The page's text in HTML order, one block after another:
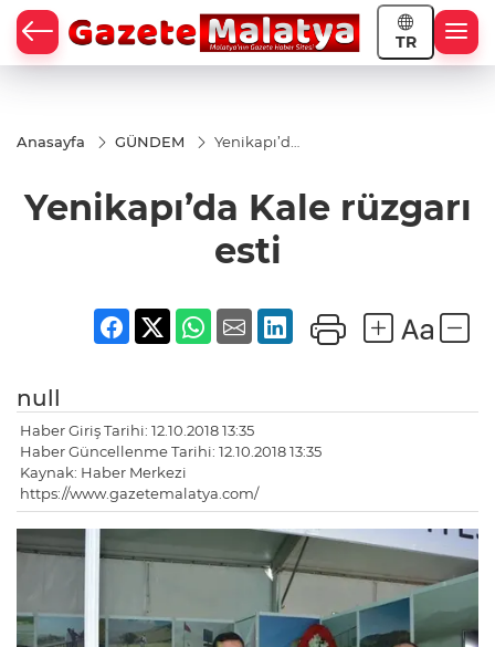
TR
Anasayfa GÜNDEM
Yenikapı’da
Yenikapı’da Kale rüzgarı
esti
null
Haber Giriş Tarihi: 12.10.2018 13:35
Haber Güncellenme Tarihi: 12.10.2018 13:35
Kaynak: Haber Merkezi
https://www.gazetemalatya.com/